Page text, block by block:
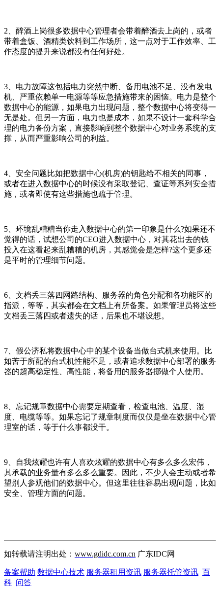
2、醉酒上岗很多数据中心管理者会带着醉酒去上岗的，或者
带着盒饭、酒精类饮料到工作场所，这一点对于工作效率、工
作态度的提升来说都没有任何好处。
3、电力故障这包括电力突然中断、备用电池不足、没有发电
机、严重依赖单一电源等等应急措施带来的困恼。电力是整个
数据中心的能源，如果电力出现问题，整个数据中心将变得一
无是处。但另一方面，电力也是成本，如果不设计一套科学合
理的电力备份方案，直接影响到整个数据中心对业务系统的支
撑，从而严重影响公司的利益。
4、安全问题比如把数据中心(机房)的钥匙给不相关的同事，
或者在进入数据中心的时候没有采取登记、查证等系列安全措
施，或者即使有这些措施也疏于管理。
5、环境乱糟糟当你走入数据中心的第一印象是什么?如果还不
觉得的话，试想公司的CEO进入数据中心，对其花出去的钱
投入在这看起来乱糟糟的机房，其感觉会是怎样?这个更多还
是平时的管理细节问题。
6、文档丢三落四网路结构、服务器的角色分配和各功能区的
指派，等等，其实都会在文档上有所备案。如果管理员将这些
文档丢三落四或者遗失的话，后果也不堪设想。
7、假公济私将数据中心中的某个设备当做台式机来使用。比
如苦于所配的台式机性能不足，或者追求数据中心部署的服务
器的超高稳定性、高性能，将备用的服务器挪做个人使用。
8、忘记规章数据中心需要定期查看，检查电池、温度、湿
度、电缆等等。如果忘记了规章制度而仅仅是坐在数据中心管
理室的话，等于什么事都没干。
9、自我炫耀也许有人喜欢炫耀的数据中心有多么多么宏伟，
其承载的业务量有多么多么重要。因此，不少人会主动或者希
望别人参观他们的数据中心。但这里往往容易出现问题，比如
安全、管理方面的问题。
如转载请注明出处： www.gdidc.com.cn 广东IDC网
备案帮助 数据中心技术 服务器租用资讯 服务器托管资讯 百
科 问答